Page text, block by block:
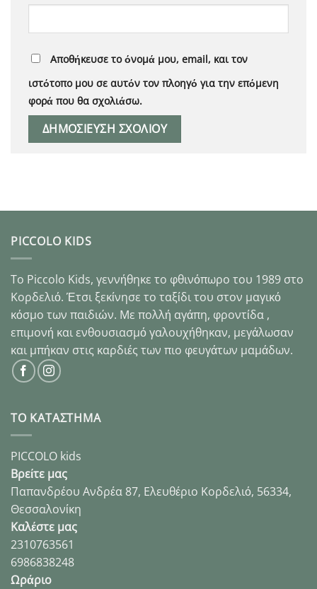
Αποθήκευσε το όνομά μου, email, και τον
ιστότοπο μου σε αυτόν τον πλοηγό για την επόμενη
φορά που θα σχολιάσω.
PICCOLO KIDS
Το Piccolo Kids, γεννήθηκε το φθινόπωρο του 1989 στo
Κορδελιό. Έτσι ξεκίνησε το ταξίδι του στον μαγικό
κόσμο των παιδιών. Με πολλή αγάπη, φροντίδα ,
επιμονή και ενθουσιασμό γαλουχήθηκαν, μεγάλωσαν
και μπήκαν στις καρδιές των πιο φευγάτων μαμάδων.
ΤΟ ΚΑΤΑΣΤΗΜΑ
PICCOLO kids
Βρείτε μας
Παπανδρέου Ανδρέα 87, Ελευθέριο Κορδελιό, 56334,
Θεσσαλονίκη
Καλέστε μας
2310763561
6986838248
Ωράριο